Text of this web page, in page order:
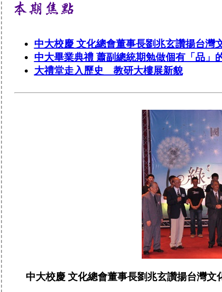
中大校慶 文化總會董事長劉兆玄讚揚台灣
中大畢業典禮 蕭副總統期勉做個有「品」
大禮堂走入歷史 教研大樓展新貌
中大校慶 文化總會董事長劉兆玄讚揚台灣文